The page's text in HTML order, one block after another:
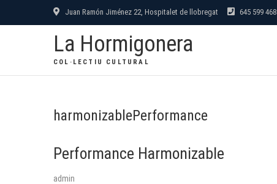
al
Juan Ramón Jiménez 22, Hospitalet de llobregat 645 599 468
La Hormigonera
COL·LECTIU CULTURAL
harmonizablePerformance
Performance Harmonizable
admin